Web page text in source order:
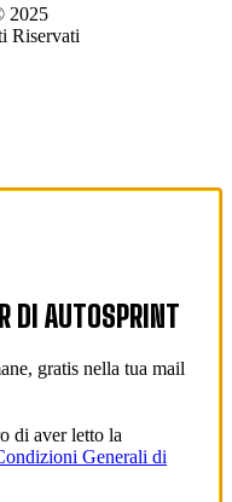
2025
Riservati
DI AUTOSPRINT
gratis nella tua mail
di aver letto la
Generali di